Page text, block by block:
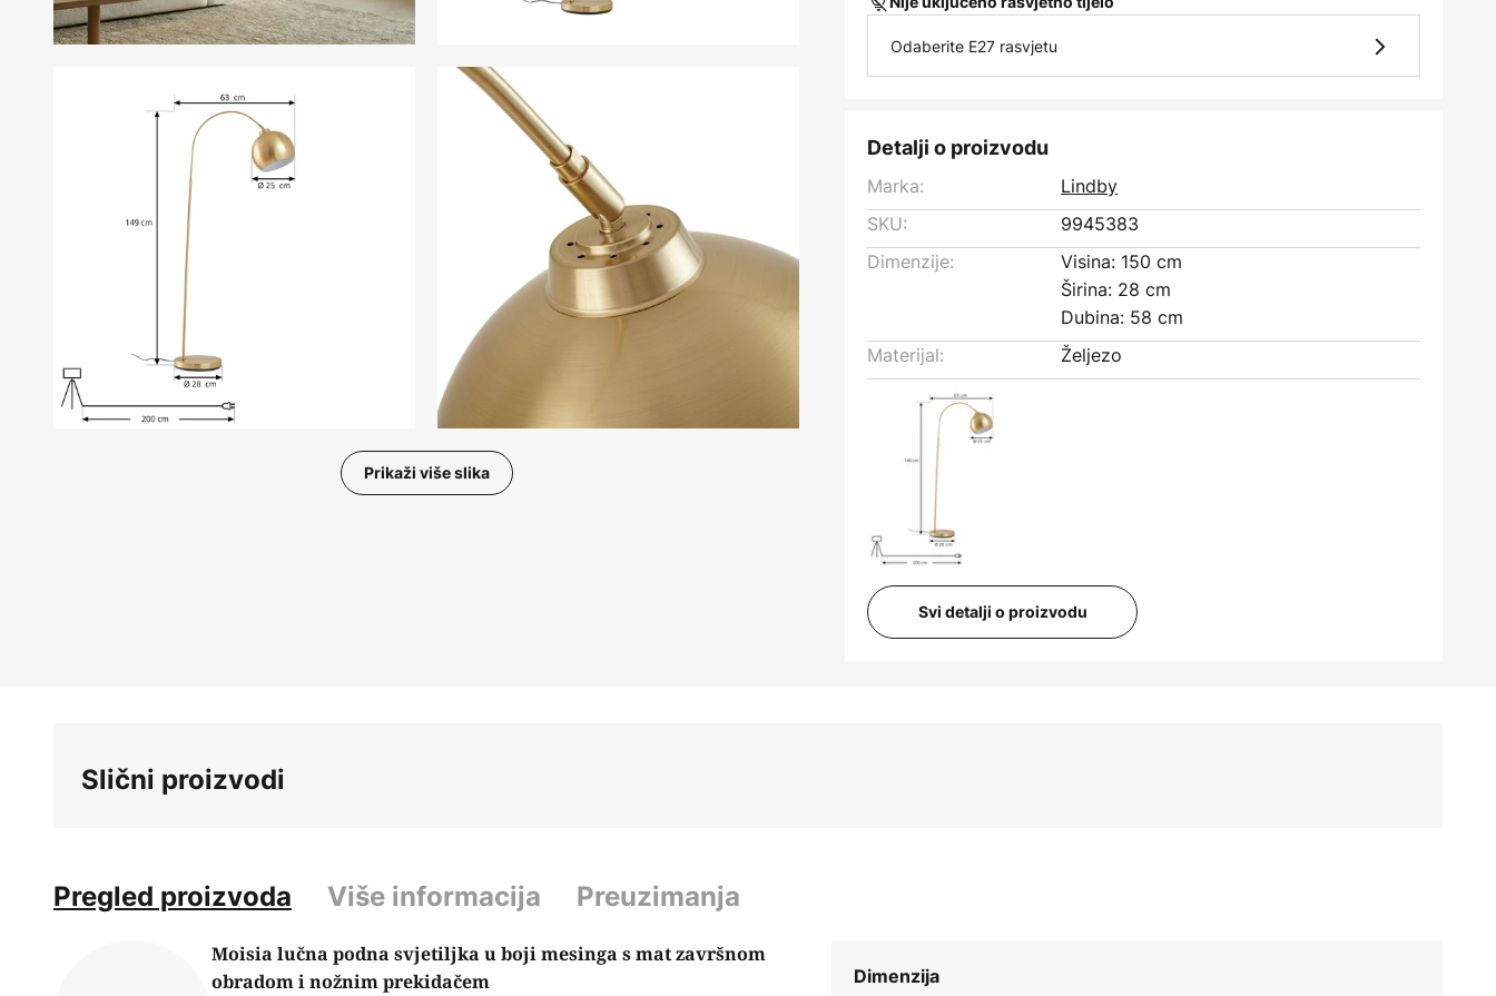
Prikaži više slika
Odaberite E27 rasvjetu
Detalji o proizvodu
Marka:
Lindby
SKU:
9945383
Dimenzije:
Visina: 150 cm
Širina: 28 cm
Dubina: 58 cm
Materijal:
Željezo
Svi detalji o proizvodu
Slični proizvodi
Pregled proizvoda Više informacija Preuzimanja
Moisia lučna podna svjetiljka u boji mesinga s mat završnom
obradom i nožnim prekidačem
Dimenzija